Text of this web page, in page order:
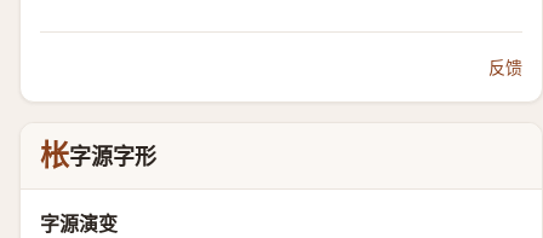
反馈
枨字源字形
字源演变